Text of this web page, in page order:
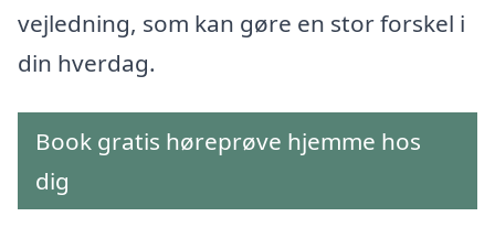
vejledning, som kan gøre en stor forskel i
din hverdag.
Book gratis høreprøve hjemme hos
dig